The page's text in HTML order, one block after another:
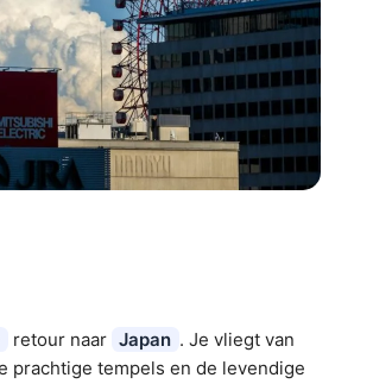
retour naar Japan . Je vliegt van
prachtige tempels en de levendige